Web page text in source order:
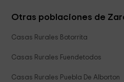
Otras poblaciones de
Casas Rurales Botorrita
Casas Rurales Fuendetodos
Casas Rurales Puebla De Alborton